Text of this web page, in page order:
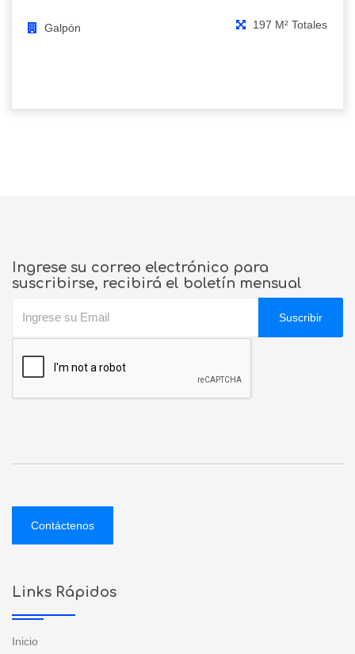
Galpón 197 M² Totales
Ingrese su correo electrónico para
suscribirse, recibirá el boletín mensual
Suscribir
Contáctenos
Links Rápidos
Inicio